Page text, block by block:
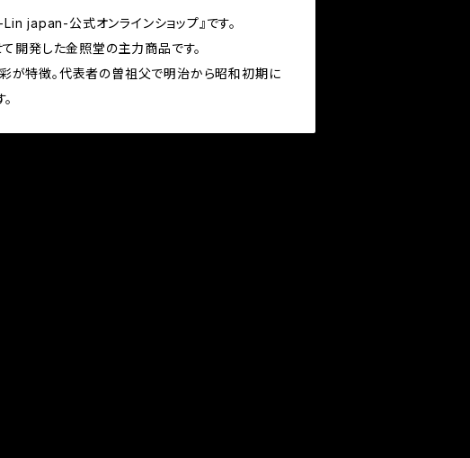
japan-公式オンラインショップ』です。
開発した金照堂の主力商品です。
が特徴。代表者の曽祖父で明治から昭和初期に